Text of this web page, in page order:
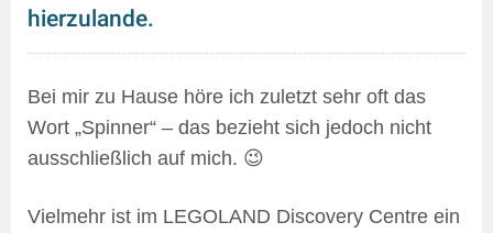
hierzulande.
Bei mir zu Hause höre ich zuletzt sehr oft das
Wort „Spinner“ – das bezieht sich jedoch nicht
ausschließlich auf mich. 😉
Vielmehr ist im LEGOLAND Discovery Centre ein